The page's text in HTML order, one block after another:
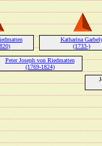
Katharina
(1733-)
Peter Joseph von Riedmatten
(1769-1824)